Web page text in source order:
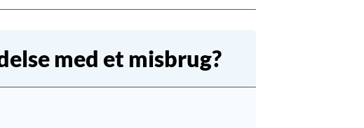
med et misbrug?